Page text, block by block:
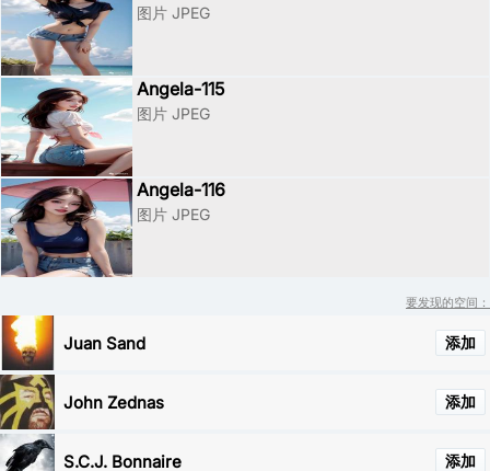
图片 JPEG
Angela-115
图片 JPEG
Angela-116
图片 JPEG
要发现的空间：
添加
Juan Sand
添加
John Zednas
添加
S.C.J. Bonnaire